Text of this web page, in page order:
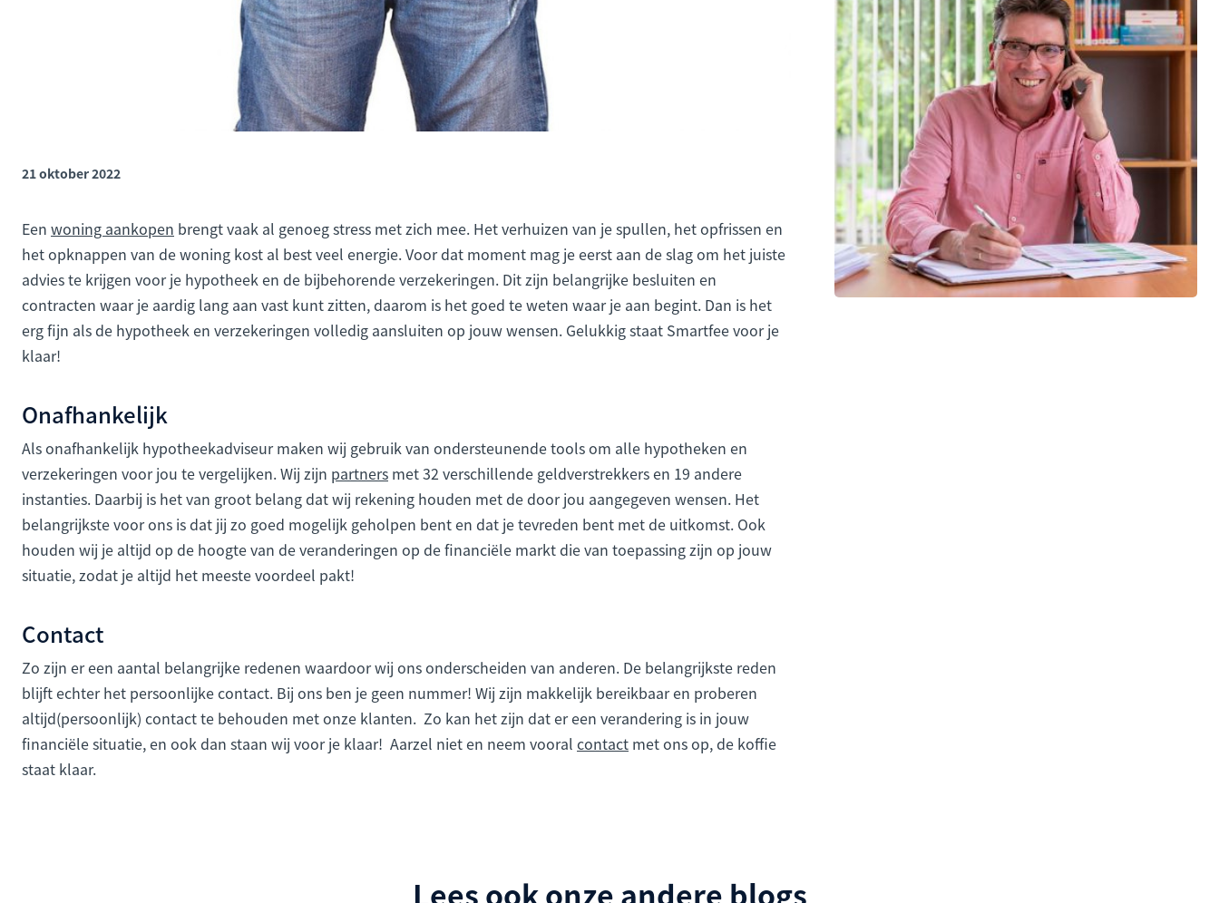
21 oktober 2022
Een woning aankopen brengt vaak al genoeg stress met zich mee. Het verhuizen van je spullen, het opfrissen en
het opknappen van de woning kost al best veel energie. Voor dat moment mag je eerst aan de slag om het juiste
advies te krijgen voor je hypotheek en de bijbehorende verzekeringen. Dit zijn belangrijke besluiten en
contracten waar je aardig lang aan vast kunt zitten, daarom is het goed te weten waar je aan begint. Dan is het
erg fijn als de hypotheek en verzekeringen volledig aansluiten op jouw wensen. Gelukkig staat Smartfee voor je
klaar!
Onafhankelijk
Als onafhankelijk hypotheekadviseur maken wij gebruik van ondersteunende tools om alle hypotheken en
verzekeringen voor jou te vergelijken. Wij zijn partners met 32 verschillende geldverstrekkers en 19 andere
instanties. Daarbij is het van groot belang dat wij rekening houden met de door jou aangegeven wensen. Het
belangrijkste voor ons is dat jij zo goed mogelijk geholpen bent en dat je tevreden bent met de uitkomst. Ook
houden wij je altijd op de hoogte van de veranderingen op de financiële markt die van toepassing zijn op jouw
situatie, zodat je altijd het meeste voordeel pakt!
Contact
Zo zijn er een aantal belangrijke redenen waardoor wij ons onderscheiden van anderen. De belangrijkste reden
blijft echter het persoonlijke contact. Bij ons ben je geen nummer! Wij zijn makkelijk bereikbaar en proberen
altijd(persoonlijk) contact te behouden met onze klanten. Zo kan het zijn dat er een verandering is in jouw
financiële situatie, en ook dan staan wij voor je klaar! Aarzel niet en neem vooral contact met ons op, de koffie
staat klaar.
Lees ook onze andere blogs